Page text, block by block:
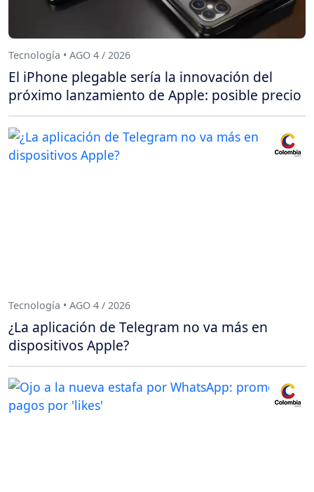
Tecnología • AGO 4 / 2026
El iPhone plegable sería la innovación del
próximo lanzamiento de Apple: posible precio
Tecnología • AGO 4 / 2026
¿La aplicación de Telegram no va más en
dispositivos Apple?